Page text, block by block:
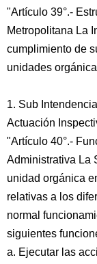
"Artículo 39°.-
Metropolitana La
cumplimiento de
unidades
1. Sub
Actuación
"Artículo 40°.-
Administrativa La
unidad orgánica
relativas a los
normal
siguientes
a. Ejecutar las